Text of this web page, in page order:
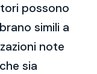
possono
simili a
note
sia